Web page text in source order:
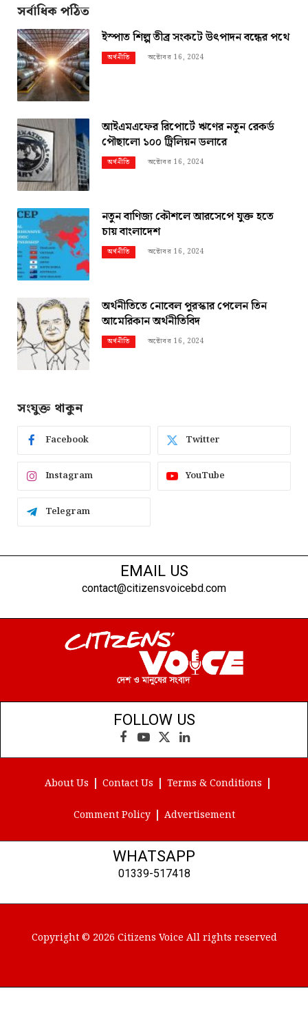
সর্বাধিক পঠিত
ইস্পাত শিল্প তীব্র সংকটে উৎপাদন বন্ধের পথে
অর্থনীতি অক্টোবর 16, 2024
আইএমএফের রিপোর্টে ঋণের নতুন রেকর্ড
পৌছালো ১০০ ট্রিলিয়ন ডলারে
অর্থনীতি অক্টোবর 16, 2024
নতুন বাণিজ্য কৌশলে আরসেপে যুক্ত হতে
চায় বাংলাদেশ
অর্থনীতি অক্টোবর 16, 2024
অর্থনীতিতে নোবেল পুরস্কার পেলেন তিন
আমেরিকান অর্থনীতিবিদ
অর্থনীতি অক্টোবর 16, 2024
সংযুক্ত থাকুন
Facebook Twitter
Instagram YouTube
Telegram
EMAIL US
contact@citizensvoicebd.com
FOLLOW US
Facebook
YouTube
X
(Twitter)
LinkedIn
About Us Contact Us Terms & Conditions
Comment Policy Advertisement
WHATSAPP
01339-517418
Copyright © 2026 Citizens Voice All rights reserved